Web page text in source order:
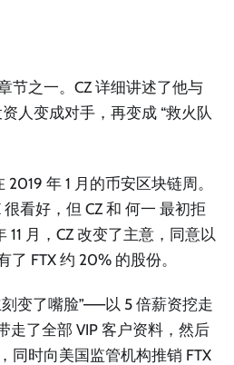
节之一。CZ 详细讲述了他与
人变成对手，再变成 “救火队
2019 年 1 月的币安区块链周。
很看好，但 CZ 和 何一 最初拒
月，CZ 改变了主意，同意以
了 FTX 约 20% 的股份。
变了嘴脸”——以 5 倍薪资挖走
走了全部 VIP 客户资料，然后
同时向美国监管机构推销 FTX